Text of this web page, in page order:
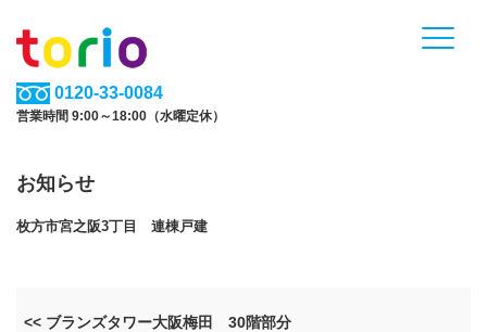
0120-33-0084
営業時間 9:00～18:00（水曜定休）
お知らせ
枚方市宮之阪3丁目 連棟戸建
<< ブランズタワー大阪梅田 30階部分